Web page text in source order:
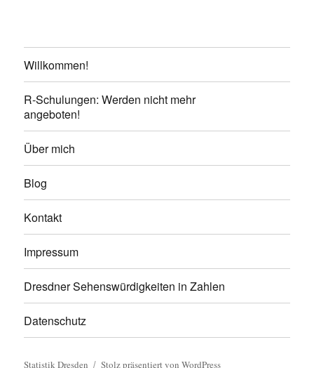
Willkommen!
R-Schulungen: Werden nicht mehr
angeboten!
Über mich
Blog
Kontakt
Impressum
Dresdner Sehenswürdigkeiten in Zahlen
Datenschutz
Statistik Dresden Stolz präsentiert von WordPress